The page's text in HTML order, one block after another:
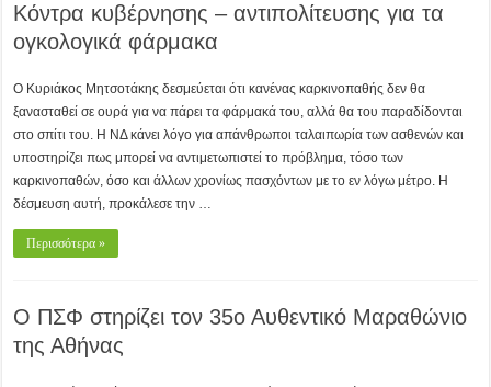
Κόντρα κυβέρνησης – αντιπολίτευσης για τα
ογκολογικά φάρμακα
Ο Κυριάκος Μητσοτάκης δεσμεύεται ότι κανένας καρκινοπαθής δεν θα
ξανασταθεί σε ουρά για να πάρει τα φάρμακά του, αλλά θα του παραδίδονται
στο σπίτι του. Η ΝΔ κάνει λόγο για απάνθρωποι ταλαιπωρία των ασθενών και
υποστηρίζει πως μπορεί να αντιμετωπιστεί το πρόβλημα, τόσο των
καρκινοπαθών, όσο και άλλων χρονίως πασχόντων με το εν λόγω μέτρο. Η
δέσμευση αυτή, προκάλεσε την …
Περισσότερα »
Ο ΠΣΦ στηρίζει τον 35ο Αυθεντικό Μαραθώνιο
της Αθήνας